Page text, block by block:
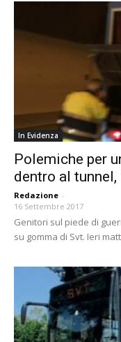
In Evidenza
Polemiche per
dentro al tunnel,
Redazione -
16 Settembre 2017
Genitori sul piede di
su gomma di Svt. Ieri